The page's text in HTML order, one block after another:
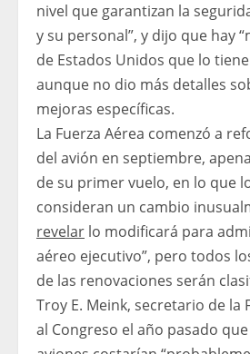
nivel que garantizan la
y su personal”, y dijo que hay
de Estados Unidos que lo
aunque no dio más detalles
mejoras específicas.
La Fuerza Aérea comenzó a
del avión en septiembre,
de su primer vuelo, en lo que
consideran un cambio
revelar lo modificará para
aéreo ejecutivo”, pero todos
de las renovaciones serán
Troy E. Meink, secretario de la
al Congreso el año pasado